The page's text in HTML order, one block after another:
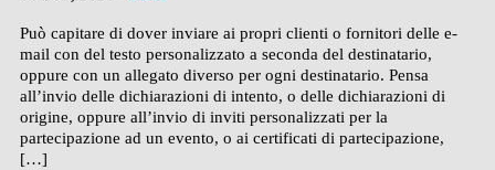
Può capitare di dover inviare ai propri clienti o fornitori delle e-
mail con del testo personalizzato a seconda del destinatario,
oppure con un allegato diverso per ogni destinatario. Pensa
all’invio delle dichiarazioni di intento, o delle dichiarazioni di
origine, oppure all’invio di inviti personalizzati per la
partecipazione ad un evento, o ai certificati di partecipazione,
[…]